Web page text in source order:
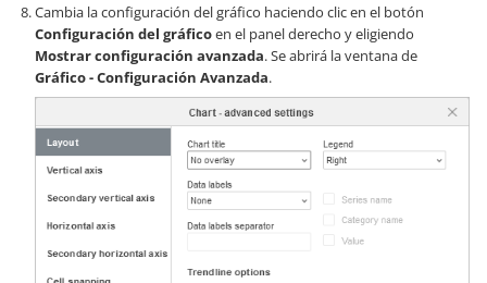
Cambia la configuración del gráfico haciendo clic en el botón
Configuración del gráficoen el panel derecho y eligiendo
Mostrar configuración avanzada. Se abrirá la ventana de
Gráfico - Configuración Avanzada.